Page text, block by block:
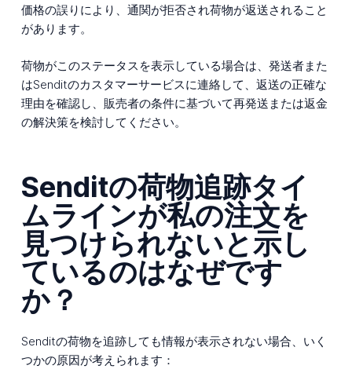
価格の誤りにより、通関が拒否され荷物が返送されること
があります。
荷物がこのステータスを表示している場合は、発送者また
はSenditのカスタマーサービスに連絡して、返送の正確な
理由を確認し、販売者の条件に基づいて再発送または返金
の解決策を検討してください。
Senditの荷物追跡タイ
ムラインが私の注文を
見つけられないと示し
ているのはなぜです
か？
Senditの荷物を追跡しても情報が表示されない場合、いく
つかの原因が考えられます：